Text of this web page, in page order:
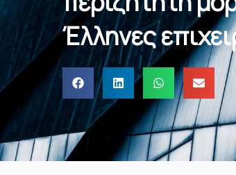
Έλληνες